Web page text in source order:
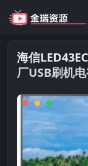
海信
厂USB刷机